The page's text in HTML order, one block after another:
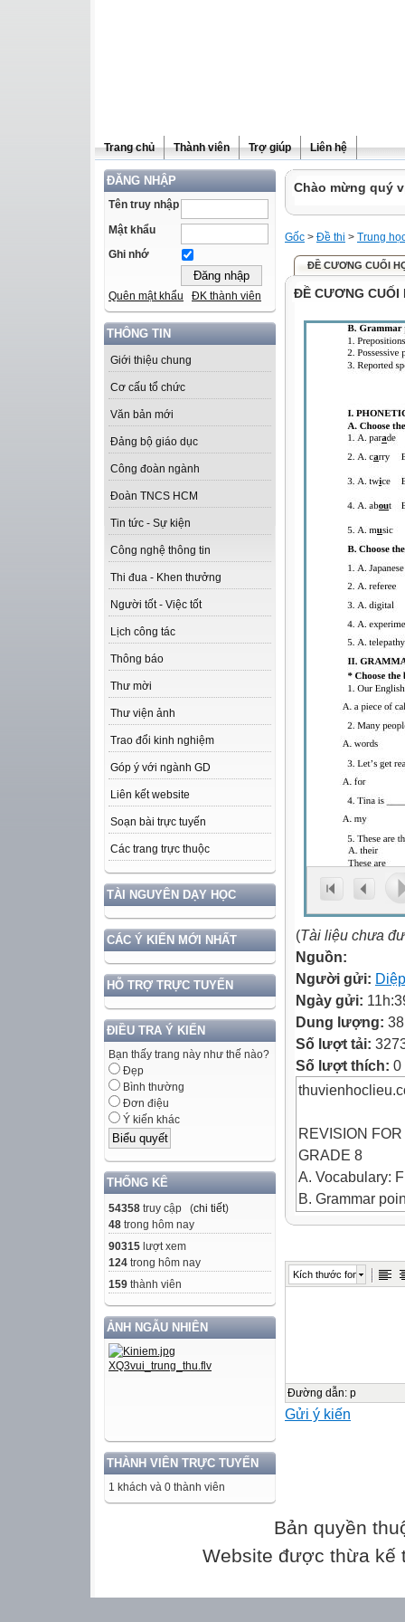
Trang chủ Thành viên Trợ giúp Liên hệ
ĐĂNG NHẬP
Tên truy nhập
Mật khẩu
Ghi nhớ
Quên mật khẩu ĐK thành viên
THÔNG TIN
Giới thiệu chung
Cơ cấu tổ chức
Văn bản mới
Đảng bộ giáo dục
Công đoàn ngành
Đoàn TNCS HCM
Tin tức - Sự kiện
Công nghệ thông tin
Thi đua - Khen thưởng
Người tốt - Việc tốt
Lịch công tác
Thông báo
Thư mời
Thư viện ảnh
Trao đổi kinh nghiệm
Góp ý với ngành GD
Liên kết website
Soạn bài trực tuyến
Các trang trực thuộc
TÀI NGUYÊN DẠY HỌC
CÁC Ý KIẾN MỚI NHẤT
HỖ TRỢ TRỰC TUYẾN
ĐIỀU TRA Ý KIẾN
Bạn thấy trang này như thế nào?
Đẹp
Bình thường
Đơn điệu
Ý kiến khác
THỐNG KÊ
54358 truy cập (chi tiết)
48 trong hôm nay
90315 lượt xem
124 trong hôm nay
159 thành viên
ẢNH NGẪU NHIÊN
THÀNH VIÊN TRỰC TUYẾN
1 khách và 0 thành viên
Chào mừng quý
Gốc > Đề thi > Trung
ĐỀ CƯƠNG CUỐI
ĐỀ CƯƠNG
(Tài liệu chưa
Nguồn:
Người gửi:
Ngày gửi:
Dung lượng:
Số lượt tải:
Số lượt thích: 0
REVISION
GRADE 8
A. Vocabulary:
B. Grammar
2. Possessive
3. Reported
1. A. parade
B. tornado
B. hard
C. card
Kích thước font
Đường dẫn: p
Gửi ý kiến
Bản quyền
Website được thừa